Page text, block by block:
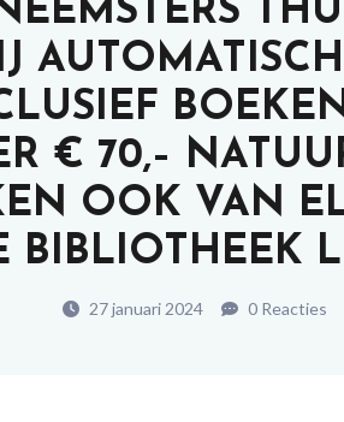
€ 70,–
OOK VAN
BIBLIOTHEEK
27 januari 2024 0 Reacties